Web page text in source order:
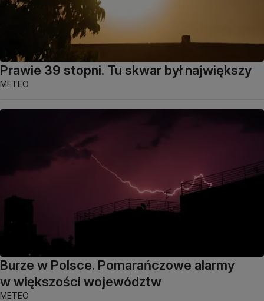
Prawie 39 stopni. Tu skwar był największy
METEO
Burze w Polsce. Pomarańczowe alarmy
w większości województw
METEO